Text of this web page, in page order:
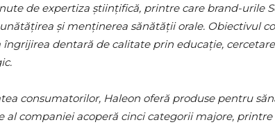
de expertiza științifică, printre care brand-urile
și menținerea sănătății orale. Obiectivul
dentară de calitate prin educație,
consumatorilor, Haleon oferă produse pentru
al companiei acoperă cinci categorii majore,